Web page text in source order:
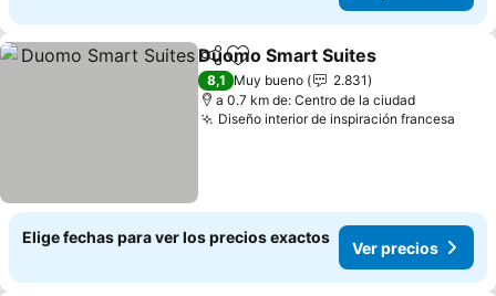
CompartirAgregar a favoritos
Duomo Smart Suites
8,1 Muy bueno
2.831
a 0.7 km de: Centro de la ciudad
Diseño interior de inspiración francesa
Elige fechas para ver los precios exactos
Ver precios